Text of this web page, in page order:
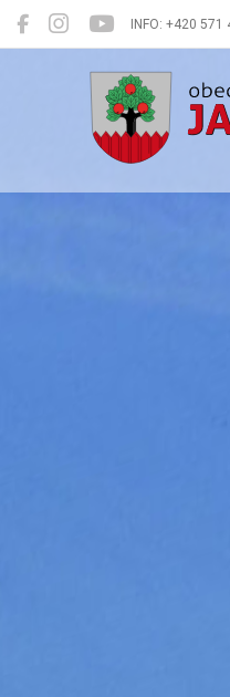
INFO: +420
Jablůnka